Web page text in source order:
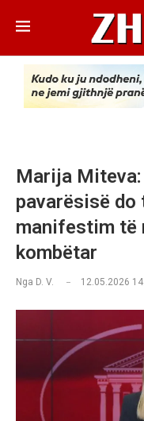
Marija
pavarësisë do
manifestim të
kombëtar
Nga D. V. 12.05.2026